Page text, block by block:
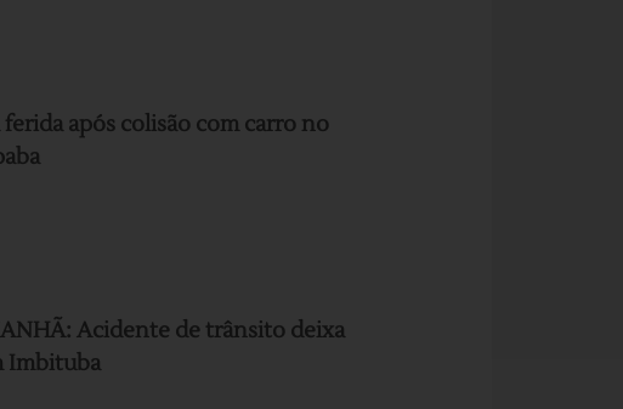
após colisão com carro no
Acidente de trânsito deixa
Imbituba